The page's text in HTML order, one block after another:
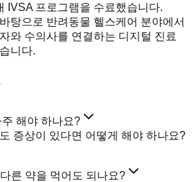
IVSA 프로그램을 수료했습니다.
탕으로 반려동물 헬스케어 분야에서
와 수의사를 연결하는 디지털 진료
니다.
해야 하나요?
증상이 있다면 어떻게 해야 하나요?
른 약을 먹어도 되나요?